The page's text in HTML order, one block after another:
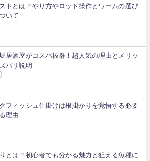
トとは？やり方やロッド操作とワームの選び
いて
居酒屋がコスパ抜群！超人気の理由とメリッ
バリ説明
フィッシュ仕掛けは根掛かりを覚悟する必要
理由
とは？初心者でも分かる魅力と狙える魚種に